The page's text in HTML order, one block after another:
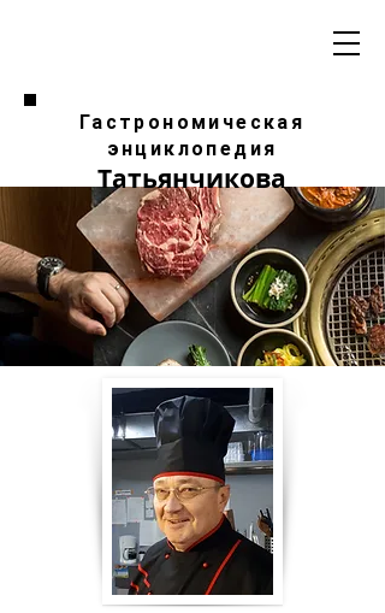
Гастрономическая
энциклопедия
Татьянчикова